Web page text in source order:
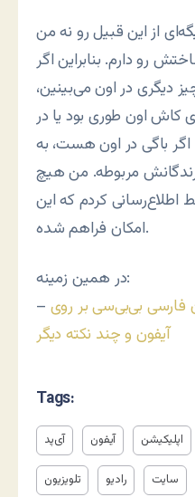
از این قبیل رو نه من
رو دارم. بنابراین اگر
دیگری در اون می‌بینین،
کاش اون طوری بود یا در
اگر باگی در اون هست، به
مربوطه. من هیچ
اطلاع‌رسانی کردم که این
امکان فراهم شده.
در همین زمینه:
– فارسی بی‌بی‌سی بر روی
آيفون و چند نکته ديگر
Tags:
آی‌پد آیفون اپلیکیشن
تلویزیون رادیو سایت